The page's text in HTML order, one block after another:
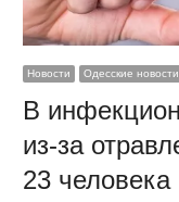
Новости Одесские новости
В
из-за
23 человека